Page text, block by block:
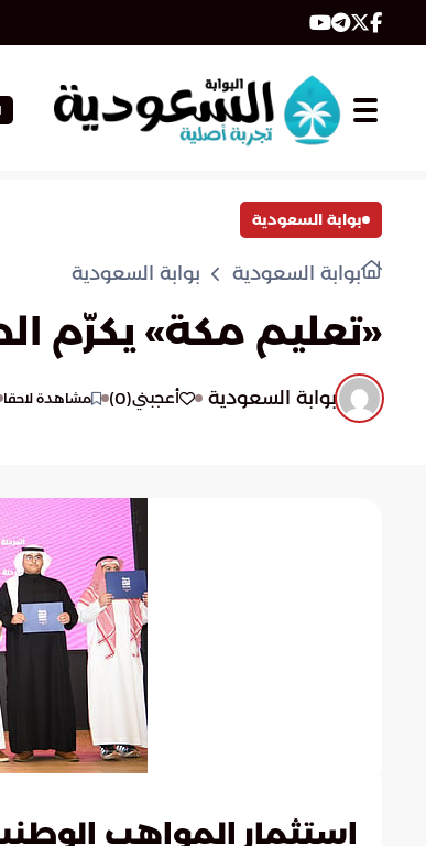
بوابة السعودية
بوابة السعودية بوابة السعودية
«تعليم مكة» يكرّم
بوابة السعودية أعجبني(
0
) مشاهدة لاحقا
استثمار المواهب